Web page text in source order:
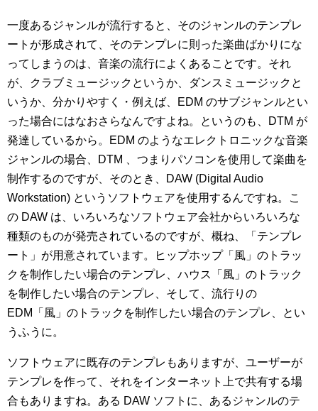
一度あるジャンルが流行すると、そのジャンルのテンプレ
ートが形成されて、そのテンプレに則った楽曲ばかりにな
ってしまうのは、音楽の流行によくあることです。それ
が、クラブミュージックというか、ダンスミュージックと
いうか、分かりやすく・例えば、EDM のサブジャンルとい
った場合にはなおさらなんですよね。というのも、DTM が
発達しているから。EDM のようなエレクトロニックな音楽
ジャンルの場合、DTM 、つまりパソコンを使用して楽曲を
制作するのですが、そのとき、DAW (Digital Audio
Workstation) というソフトウェアを使用するんですね。こ
の DAW は、いろいろなソフトウェア会社からいろいろな
種類のものが発売されているのですが、概ね、「テンプレ
ート」が用意されています。ヒップホップ「風」のトラッ
クを制作したい場合のテンプレ、ハウス「風」のトラック
を制作したい場合のテンプレ、そして、流行りの
EDM「風」のトラックを制作したい場合のテンプレ、とい
うふうに。
ソフトウェアに既存のテンプレもありますが、ユーザーが
テンプレを作って、それをインターネット上で共有する場
合もありますね。ある DAW ソフトに、あるジャンルのテ